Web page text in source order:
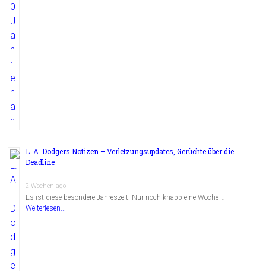
L. A. Dodgers Notizen – Verletzungsupdates, Gerüchte über die
Deadline
2 Wochen ago
Es ist diese besondere Jahreszeit. Nur noch knapp eine Woche …
Weiterlesen...